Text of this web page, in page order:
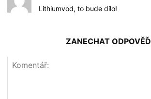
Lithiumvod, to bude dílo!
ZANECHAT ODPOVĚĎ